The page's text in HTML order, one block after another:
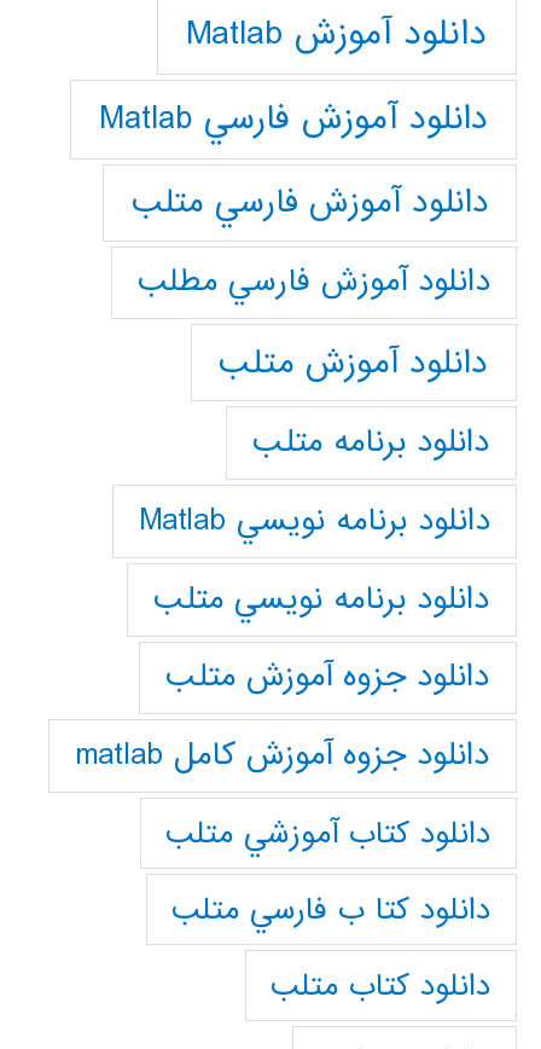
دانلود آموزش Matlab
دانلود آموزش فارسي Matlab
دانلود آموزش فارسي متلب
دانلود آموزش فارسي مطلب
دانلود آموزش متلب
دانلود برنامه متلب
دانلود برنامه نويسي Matlab
دانلود برنامه نويسي متلب
دانلود جزوه آموزش متلب
دانلود جزوه آموزش کامل matlab
دانلود كتاب آموزشي متلب
دانلود كتا ب فارسي متلب
دانلود كتاب متلب